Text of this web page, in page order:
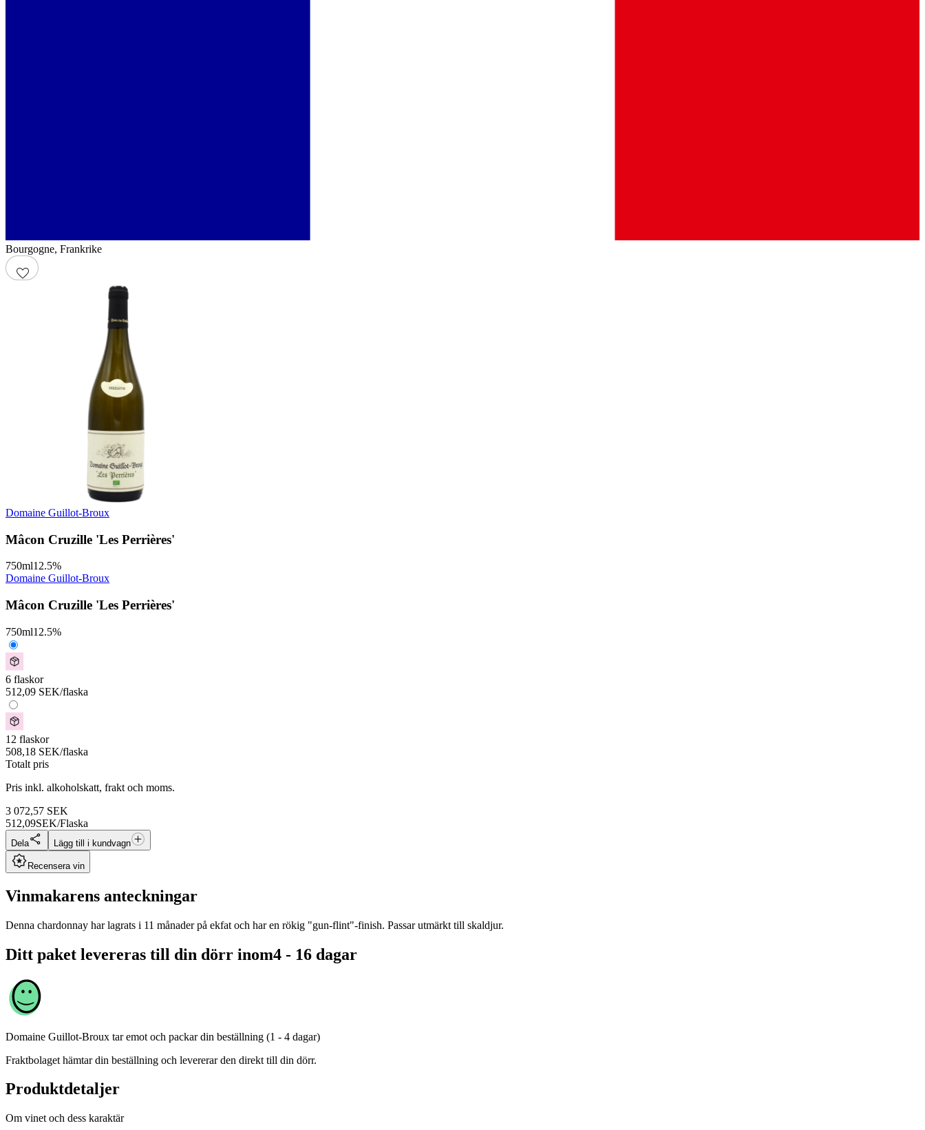
Bourgogne, Frankrike
Domaine Guillot-Broux
Mâcon Cruzille 'Les Perrières'
750ml12.5%
Domaine Guillot-Broux
Mâcon Cruzille 'Les Perrières'
750ml12.5%
6 flaskor
512,09 SEK/flaska
12 flaskor
508,18 SEK/flaska
Totalt pris
Pris inkl. alkoholskatt, frakt och moms.
3 072,57 SEK
512,09SEK/Flaska
Dela Lägg till i kundvagn
Recensera vin
Vinmakarens anteckningar
Denna chardonnay har lagrats i 11 månader på ekfat och har en rökig "gun-flint"-finish. Passar utmärkt till skaldjur.
Ditt paket levereras till din dörr inom4 - 16 dagar
Domaine Guillot-Broux tar emot och packar din beställning (1 - 4 dagar)
Fraktbolaget hämtar din beställning och levererar den direkt till din dörr.
Produktdetaljer
Om vinet och dess karaktär